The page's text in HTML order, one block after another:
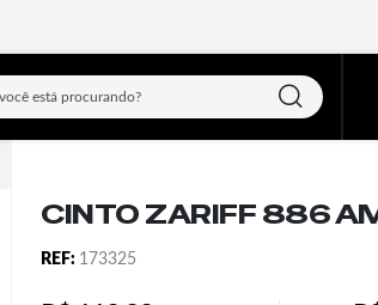
CINTO ZARIFF 886
REF: 173325